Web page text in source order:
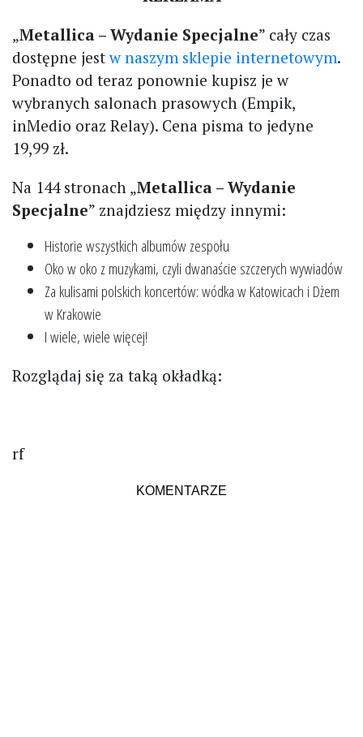
„Metallica – Wydanie Specjalne” cały czas
dostępne jestw naszym sklepie internetowym.
Ponadto od teraz ponownie kupisz je w
wybranych salonach prasowych (Empik,
inMedio oraz Relay). Cena pisma to jedyne
19,99 zł.
Na 144 stronach „Metallica – Wydanie
Specjalne” znajdziesz między innymi:
Historie wszystkich albumów zespołu
Oko w oko z muzykami, czyli dwanaście szczerych wywiadów
Za kulisami polskich koncertów: wódka w Katowicach i Dżem
w Krakowie
I wiele, wiele więcej!
Rozglądaj się za taką okładką:
rf
KOMENTARZE